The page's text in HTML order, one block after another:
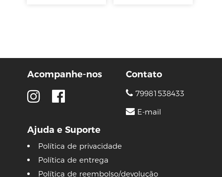
Acompanhe-nos
Ajuda e Suporte
Política de privacidade
Política de entrega
Política de reembolso/devolução
Contato
79981538433
E-mail